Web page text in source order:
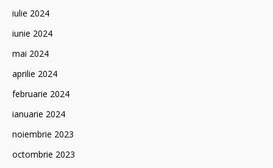
iulie 2024
iunie 2024
mai 2024
aprilie 2024
februarie 2024
ianuarie 2024
noiembrie 2023
octombrie 2023